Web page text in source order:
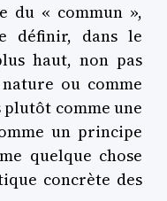
du « commun »,
définir, dans le
haut, non pas
ou comme
plutôt comme une
un principe
quelque chose
concrète des